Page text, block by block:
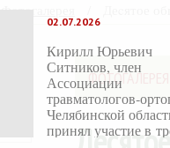
02.07.2026
Кирилл Юрьевич
Ситников, член
Ассоциации
Челябинской
принял участие в
Фотогалерея
ФОТОГАЛЕРЕЯ